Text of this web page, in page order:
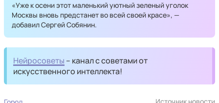
«Уже к осени этот маленький уютный зеленый уголок
Москвы вновь предстанет во всей своей красе», —
добавил Сергей Собянин.
Нейросоветы – канал с советами от
искусственного интеллекта!